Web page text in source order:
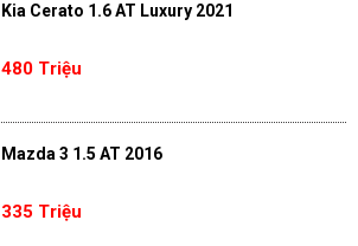
Kia Cerato 1.6 AT Luxury 2021
480 Triệu
Mazda 3 1.5 AT 2016
335 Triệu